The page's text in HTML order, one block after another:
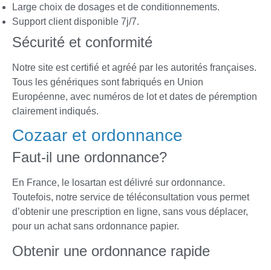
Large choix de dosages et de conditionnements.
Support client disponible 7j/7.
Sécurité et conformité
Notre site est certifié et agréé par les autorités françaises.
Tous les génériques sont fabriqués en Union
Européenne, avec numéros de lot et dates de péremption
clairement indiqués.
Cozaar et ordonnance
Faut-il une ordonnance?
En France, le losartan est délivré sur ordonnance.
Toutefois, notre service de téléconsultation vous permet
d’obtenir une prescription en ligne, sans vous déplacer,
pour un achat sans ordonnance papier.
Obtenir une ordonnance rapide